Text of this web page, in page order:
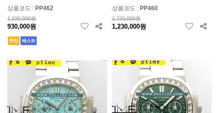
상품코드 : PP462
1,230,000원
930,000원
추천 베스트
상품코드 : PP460
1,720,000원
1,230,000원